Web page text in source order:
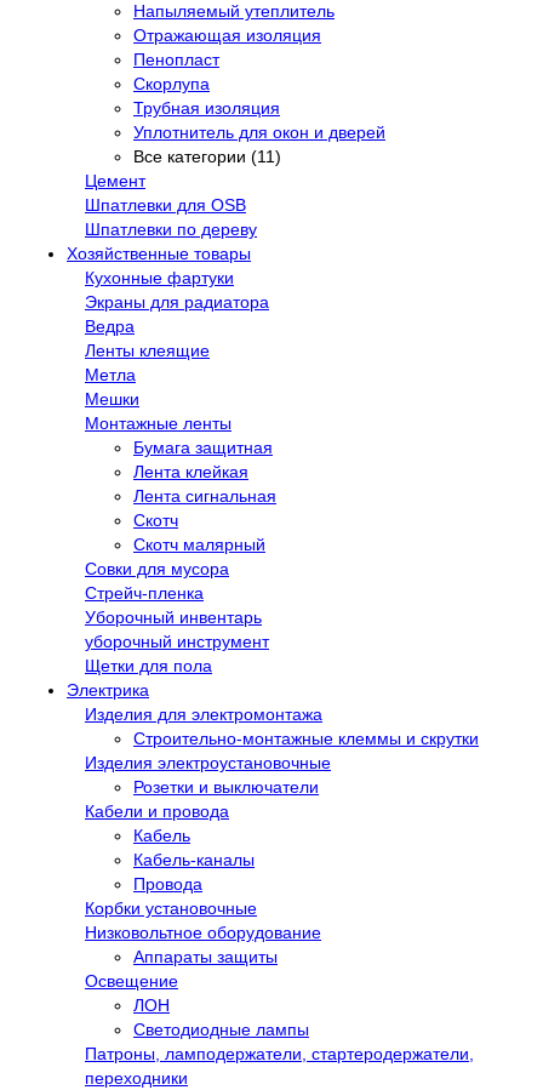
Напыляемый утеплитель
Отражающая изоляция
Пенопласт
Скорлупа
Трубная изоляция
Уплотнитель для окон и дверей
Все категории (11)
Цемент
Шпатлевки для OSB
Шпатлевки по дереву
Хозяйственные товары
Кухонные фартуки
Экраны для радиатора
Ведра
Ленты клеящие
Метла
Мешки
Монтажные ленты
Бумага защитная
Лента клейкая
Лента сигнальная
Скотч
Скотч малярный
Совки для мусора
Стрейч-пленка
Уборочный инвентарь
уборочный инструмент
Щетки для пола
Электрика
Изделия для электромонтажа
Строительно-монтажные клеммы и скрутки
Изделия электроустановочные
Розетки и выключатели
Кабели и провода
Кабель
Кабель-каналы
Провода
Корбки установочные
Низковольтное оборудование
Аппараты защиты
Освещение
ЛОН
Светодиодные лампы
Патроны, ламподержатели, стартеродержатели,
переходники